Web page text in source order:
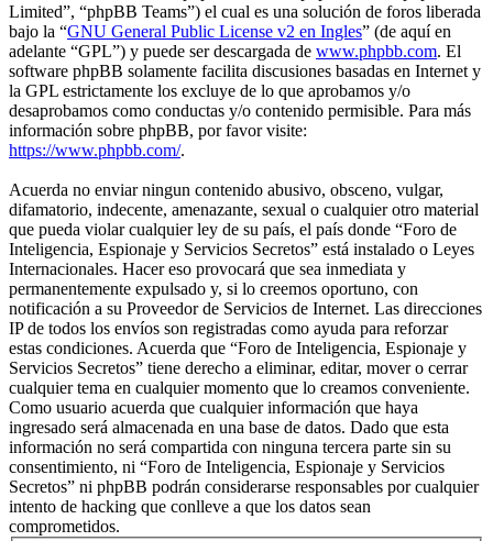
Limited”, “phpBB Teams”) el cual es una solución de foros liberada
bajo la “GNU General Public License v2 en Ingles” (de aquí en
adelante “GPL”) y puede ser descargada de www.phpbb.com. El
software phpBB solamente facilita discusiones basadas en Internet y
la GPL estrictamente los excluye de lo que aprobamos y/o
desaprobamos como conductas y/o contenido permisible. Para más
información sobre phpBB, por favor visite:
https://www.phpbb.com/.
Acuerda no enviar ningun contenido abusivo, obsceno, vulgar,
difamatorio, indecente, amenazante, sexual o cualquier otro material
que pueda violar cualquier ley de su país, el país donde “Foro de
Inteligencia, Espionaje y Servicios Secretos” está instalado o Leyes
Internacionales. Hacer eso provocará que sea inmediata y
permanentemente expulsado y, si lo creemos oportuno, con
notificación a su Proveedor de Servicios de Internet. Las direcciones
IP de todos los envíos son registradas como ayuda para reforzar
estas condiciones. Acuerda que “Foro de Inteligencia, Espionaje y
Servicios Secretos” tiene derecho a eliminar, editar, mover o cerrar
cualquier tema en cualquier momento que lo creamos conveniente.
Como usuario acuerda que cualquier información que haya
ingresado será almacenada en una base de datos. Dado que esta
información no será compartida con ninguna tercera parte sin su
consentimiento, ni “Foro de Inteligencia, Espionaje y Servicios
Secretos” ni phpBB podrán considerarse responsables por cualquier
intento de hacking que conlleve a que los datos sean
comprometidos.